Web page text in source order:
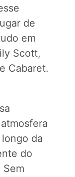
de
em
Scott,
Cabaret.
da
do
Sem